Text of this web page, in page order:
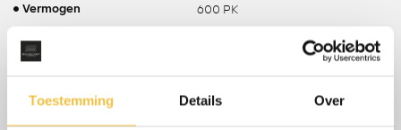
Toestemming Details Over
Vermogen 600 PK
Carrosserie Stationwagon